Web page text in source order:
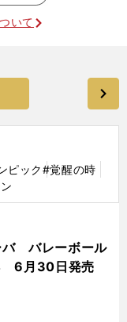
いて
ピック#覚醒の時
バ バレーボール
6月30日発売